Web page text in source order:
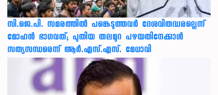
സി.ജെ.പി. സമരത്തിൽ പങ്കെടുത്തവർ ദേശവിരുദ്ധരല്ലെന്ന്
മോഹൻ ഭാഗവത്; പുതിയ തലമുറ പഴയതിനേക്കാൾ
സത്യസന്ധരെന്ന് ആർ.എസ്.എസ്. മേധാവി